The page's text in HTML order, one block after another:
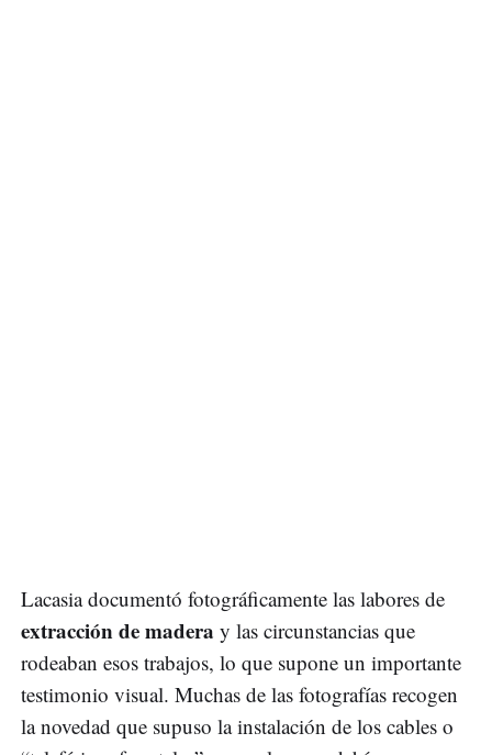
Lacasia documentó fotográficamente las labores de
extracción de madera y las circunstancias que
rodeaban esos trabajos, lo que supone un importante
testimonio visual. Muchas de las fotografías recogen
la novedad que supuso la instalación de los cables o